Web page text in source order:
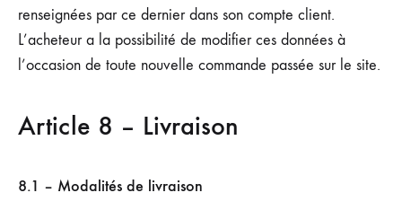
renseignées par ce dernier dans son compte client.
L’acheteur a la possibilité de modifier ces données à
l’occasion de toute nouvelle commande passée sur le site.
Article 8 – Livraison
8.1 – Modalités de livraison